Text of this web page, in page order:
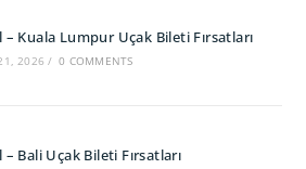
Kuala Lumpur Uçak Bileti Fırsatları
2026 / 0 COMMENTS
Bali Uçak Bileti Fırsatları